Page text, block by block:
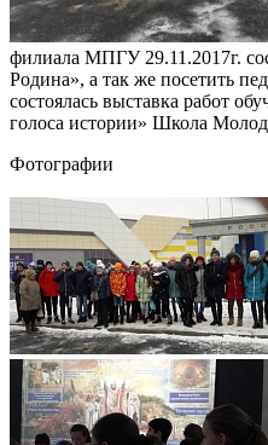
филиала МПГУ 29.11.2017г.
Родина», а так же посетить
состоялась выставка работ
голоса истории» Школа
Фотографии